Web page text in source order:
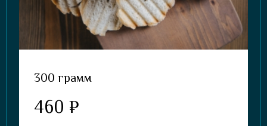
300 грамм
460 ₽